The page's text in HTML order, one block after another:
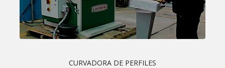
CURVADORA DE PERFILES